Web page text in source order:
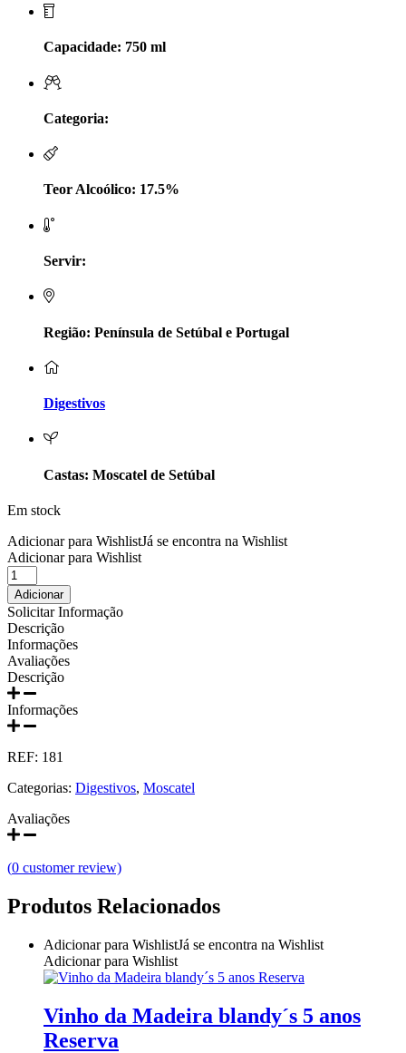
Marcio Em Campo - Tejo
Oboe - Douro
Prats e Symington Family
Quinta da Curia - Bairrada
Quinta das Bágeiras Bairrada
Quinta do Casal Branco Tejo
Quinta do Crasto
Quinta Do Noval Douro
Quinta Do Paral Alentejo
Quinta do Piloto
Capacidade: 750 ml
Categoria:
Teor Alcoólico: 17.5%
Servir:
Região: Península de Setúbal e Portugal
Digestivos
Castas: Moscatel de Setúbal
Em stock
Adicionar para WishlistJá se encontra na Wishlist
Adicionar para Wishlist
Quantidade
de
Moscatel
Bacalhoa
DO
5
anos
750ml
Adicionar
Solicitar Informação
Descrição
Informações
Avaliações
Descrição
Informações
REF: 181
Categorias: Digestivos, Moscatel
Avaliações
(0 customer review)
Produtos Relacionados
Adicionar para WishlistJá se encontra na Wishlist
Adicionar para Wishlist
Vinho da Madeira blandy´s 5 anos
Reserva